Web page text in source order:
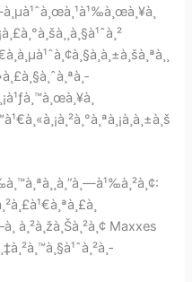
à¸²à¸žà¸Šà¸²à¸¢ Maxxes